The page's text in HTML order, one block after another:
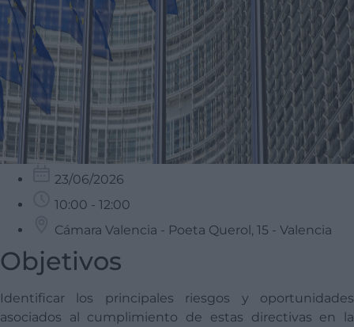
23/06/2026
10:00 - 12:00
Cámara Valencia - Poeta Querol, 15 - Valencia
Objetivos
Identificar los principales riesgos y oportunidades
asociados al cumplimiento de estas directivas en la